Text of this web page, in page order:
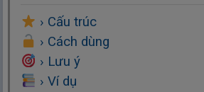
› Cấu trúc
› Cách dùng
› Lưu ý
› Ví dụ